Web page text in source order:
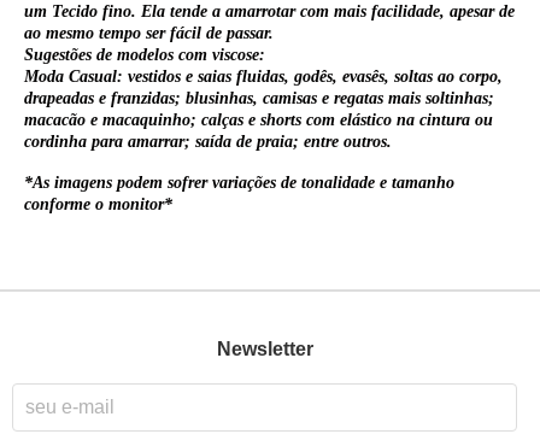
um Tecido fino. Ela tende a amarrotar com mais facilidade, apesar de
ao mesmo tempo ser fácil de passar.
Sugestões de modelos com viscose:
Moda Casual: vestidos e saias fluidas, godês, evasês, soltas ao corpo,
drapeadas e franzidas; blusinhas, camisas e regatas mais soltinhas;
macacão e macaquinho; calças e shorts com elástico na cintura ou
cordinha para amarrar; saída de praia; entre outros.
*As imagens podem sofrer variações de tonalidade e tamanho
conforme o monitor*
Newsletter